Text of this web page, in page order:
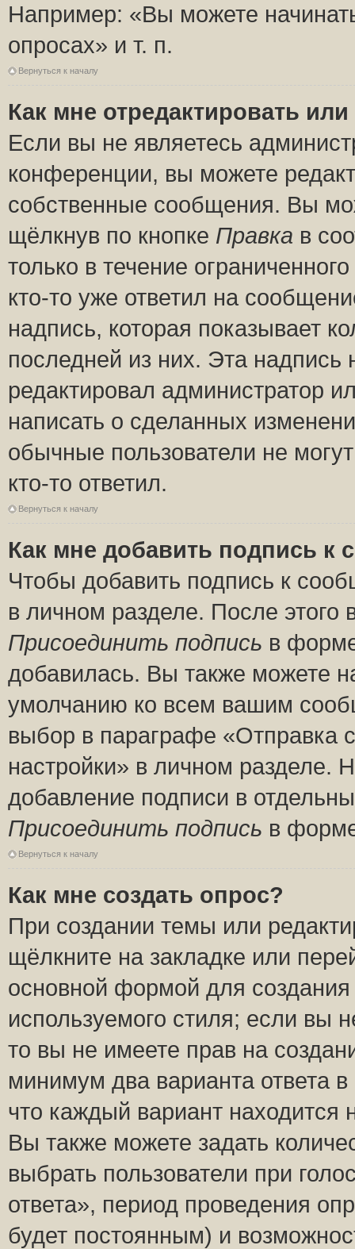
Например: «Вы можете
опросах» и т. п.
Вернуться к началу
Как мне отредактировать
Если вы не являетесь
конференции, вы можете
собственные сообщения. Вы
щёлкнув по кнопке Правка в
только в течение
кто-то уже ответил на
надпись, которая показывает
последней из них. Эта
редактировал администратор
написать о сделанных
обычные пользователи не
кто-то ответил.
Вернуться к началу
Как мне добавить подпись к
Чтобы добавить подпись к
в личном разделе. После
Присоединить подпись в
добавилась. Вы также можете
умолчанию ко всем вашим
выбор в параграфе «Отправка
настройки» в личном разделе.
добавление подписи в
Присоединить подпись в
Вернуться к началу
Как мне создать опрос?
При создании темы или
щёлкните на закладке или
основной формой для
используемого стиля; если вы
то вы не имеете прав на
минимум два варианта ответа
что каждый вариант находится
Вы также можете задать
выбрать пользователи при
ответа», период проведения
будет постоянным) и